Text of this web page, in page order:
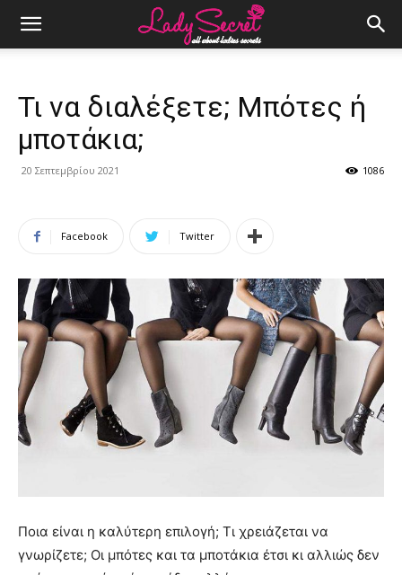
Τι να διαλέξετε; Μπότες ή
μποτάκια;
20 Σεπτεμβρίου 2021 1086
Facebook Twitter
Ποια είναι η καλύτερη επιλογή; Τι χρειάζεται να
γνωρίζετε; Οι μπότες και τα μποτάκια έτσι κι αλλιώς δεν